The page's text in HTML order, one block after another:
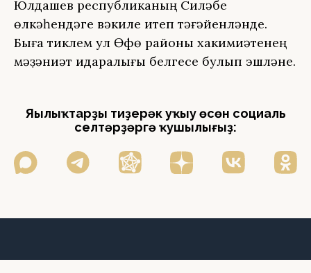
Юлдашев республиканың Силәбе
өлкәһендәге вәкиле итеп тәғәйенләнде.
Быға тиклем ул Өфө районы хакимиәтенең
мәҙәниәт идаралығы белгесе булып эшләне.
Яңылыҡтарҙы тиҙерәк уҡыу өсөн социаль
селтәрҙәргә ҡушылығыҙ: